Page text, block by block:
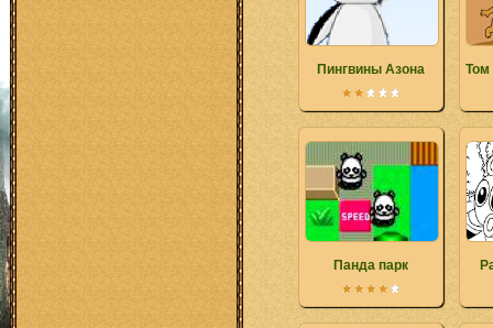
Пингвины Азона Том
Панда парк